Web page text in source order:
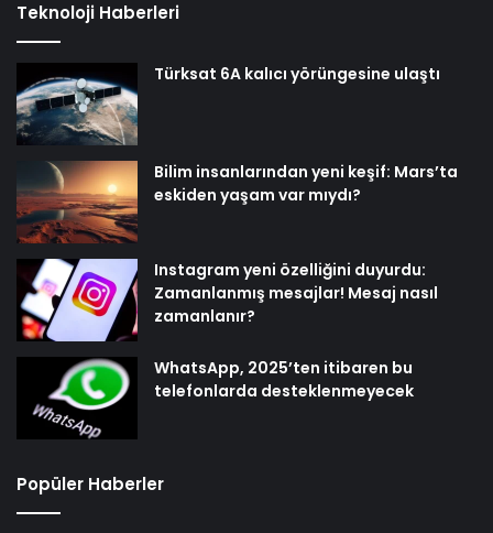
Teknoloji Haberleri
Türksat 6A kalıcı yörüngesine ulaştı
Bilim insanlarından yeni keşif: Mars’ta
eskiden yaşam var mıydı?
Instagram yeni özelliğini duyurdu:
Zamanlanmış mesajlar! Mesaj nasıl
zamanlanır?
WhatsApp, 2025’ten itibaren bu
telefonlarda desteklenmeyecek
Popüler Haberler